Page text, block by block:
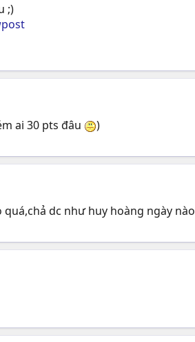
;)
ai 30 pts đâu )
dc như huy hoàng ngày nào